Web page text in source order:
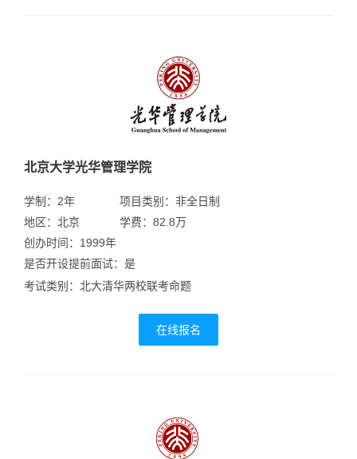
北京大学光华管理学院
学制：2年
地区：北京
项目类别：非全日制
学费：82.8万
创办时间：1999年
是否开设提前面试：是
考试类别：北大清华两校联考命题
在线报名